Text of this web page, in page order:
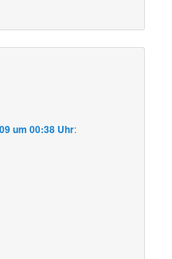
um 00:38 Uhr: